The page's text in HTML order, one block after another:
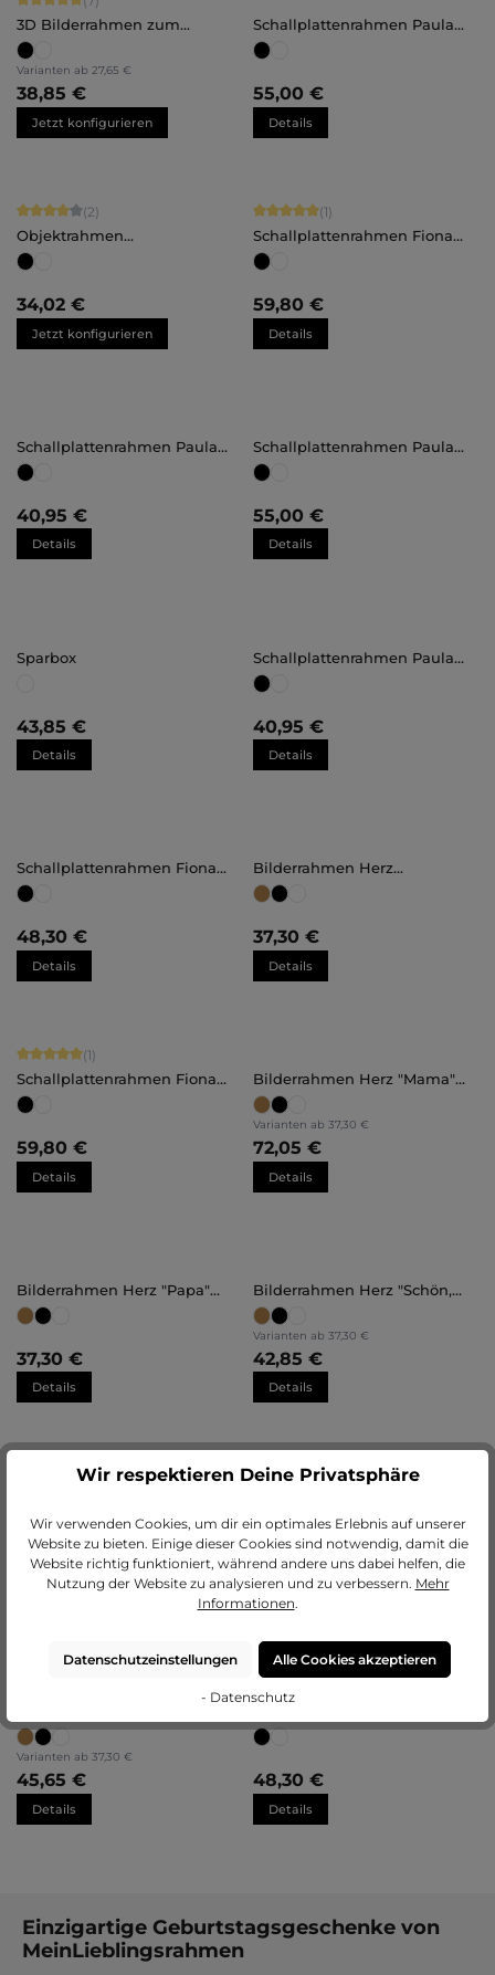
3D Bilderrahmen zum
Befüllen
Varianten ab 27,65 €
38,85 €
Jetzt konfigurieren
Schallplattenrahmen Paula
groß
55,00 €
Details
Durchschnittliche Bewertung von 4 von 5 Sternen
(2)
Objektrahmen
Maßanfertigung
34,02 €
Jetzt konfigurieren
Durchschnittliche Bewertung von 5
(1)
Schallplattenrahmen Fiona
groß
59,80 €
Details
Schallplattenrahmen Paula
klein
40,95 €
Details
Schallplattenrahmen Paula
groß
55,00 €
Details
Sparbox
43,85 €
Details
Schallplattenrahmen Paula
klein
40,95 €
Details
Schallplattenrahmen Fiona
klein
48,30 €
Details
Bilderrahmen Herz
"Schwester" 30x30cm
37,30 €
Details
Durchschnittliche Bewertung von 5 von 5 Sternen
(1)
Schallplattenrahmen Fiona
groß
59,80 €
Details
Bilderrahmen Herz "Mama"
30x30cm
Varianten ab 37,30 €
72,05 €
Details
Bilderrahmen Herz "Papa"
30x30cm
37,30 €
Details
Bilderrahmen Herz "Schön,
dass es dich gibt" 30x30cm
Varianten ab 37,30 €
42,85 €
Details
30x30cm
37,30 €
30x30cm
Varianten ab 37,30 €
42,85 €
Details
30x30cm
Varianten ab 37,30 €
45,65 €
Details
klein
48,30 €
Details
Einzigartige Geburtstagsgeschenke von
MeinLieblingsrahmen
Wir respektieren Deine Privatsphäre
Wir verwenden Cookies, um dir ein optimales Erlebnis auf unserer
Website zu bieten. Einige dieser Cookies sind notwendig, damit die
Website richtig funktioniert, während andere uns dabei helfen, die
Nutzung der Website zu analysieren und zu verbessern. Mehr
Informationen.
Datenschutzeinstellungen Alle Cookies akzeptieren
- Datenschutz